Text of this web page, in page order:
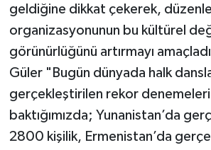
geldiğine dikkat çekerek,
organizasyonunun bu kültürel
görünürlüğünü artırmayı
Güler "Bugün dünyada halk
gerçekleştirilen rekor
baktığımızda; Yunanistan’da
2800 kişilik, Ermenistan’da